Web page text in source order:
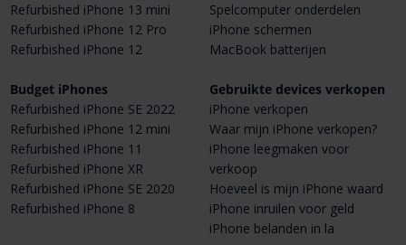
Refurbished iPhone 13 mini
Refurbished iPhone 12 Pro
Refurbished iPhone 12
Budget iPhones
Refurbished iPhone SE 2022
Refurbished iPhone 12 mini
Refurbished iPhone 11
Refurbished iPhone XR
Refurbished iPhone SE 2020
Refurbished iPhone 8
Spelcomputer onderdelen
iPhone schermen
MacBook batterijen
Gebruikte devices verkopen
iPhone verkopen
Waar mijn iPhone verkopen?
iPhone leegmaken voor
verkoop
Hoeveel is mijn iPhone waard
iPhone inruilen voor geld
iPhone belanden in la